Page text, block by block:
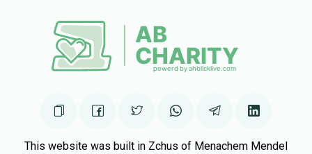
This website was built in Zchus of Menachem Mendel